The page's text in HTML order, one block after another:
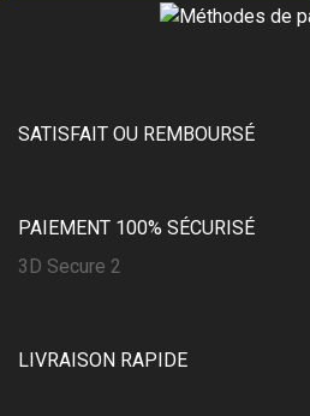
SATISFAIT OU REMBOURSÉ
PAIEMENT 100% SÉCURISÉ
3D Secure 2
LIVRAISON RAPIDE